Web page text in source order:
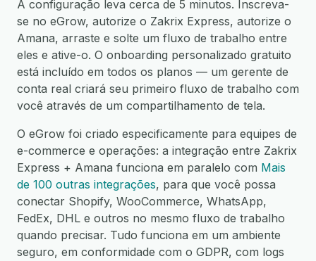
A configuração leva cerca de 5 minutos. Inscreva-
se no eGrow, autorize o Zakrix Express, autorize o
Amana, arraste e solte um fluxo de trabalho entre
eles e ative-o. O onboarding personalizado gratuito
está incluído em todos os planos — um gerente de
conta real criará seu primeiro fluxo de trabalho com
você através de um compartilhamento de tela.
O eGrow foi criado especificamente para equipes de
e-commerce e operações: a integração entre Zakrix
Express + Amana funciona em paralelo com Mais
de 100 outras integrações, para que você possa
conectar Shopify, WooCommerce, WhatsApp,
FedEx, DHL e outros no mesmo fluxo de trabalho
quando precisar. Tudo funciona em um ambiente
seguro, em conformidade com o GDPR, com logs